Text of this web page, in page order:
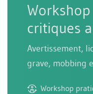
critiques
Avertissement,
grave, mobbing
Workshop